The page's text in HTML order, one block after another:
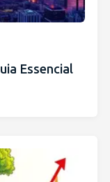
Essencial